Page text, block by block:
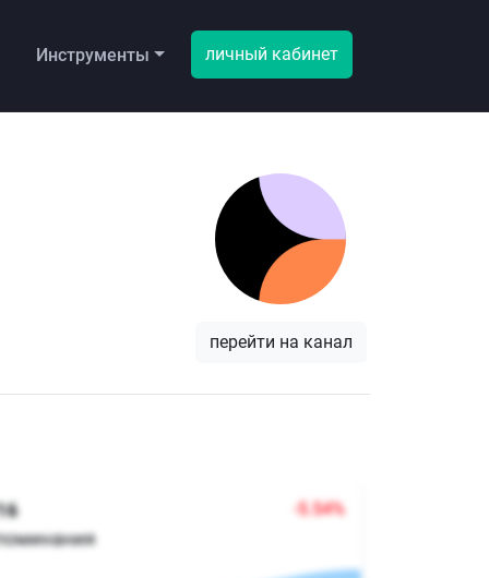
Инструменты личный кабинет
перейти на канал